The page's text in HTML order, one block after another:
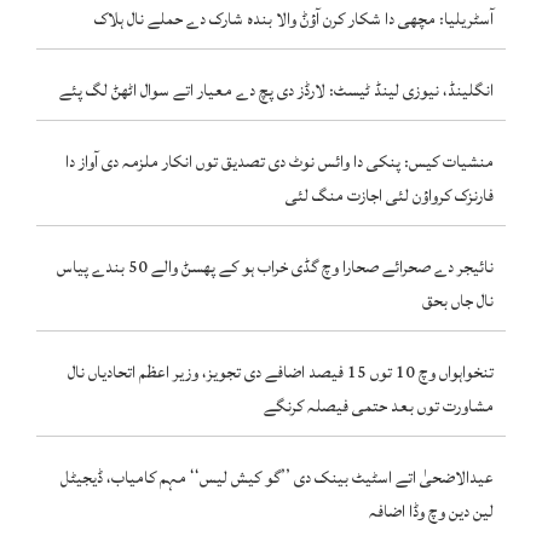
آسٹریلیا: مچھی دا شکار کرن آؤݨ والا بندہ شارک دے حملے نال ہلاک
انگلینڈ، نیوزی لینڈ ٹیسٹ: لارڈز دی پچ دے معیار اتے سوال اٹھݨ لگ پئے
منشیات کیس: پنکی دا وائس نوٹ دی تصدیق توں انکار ملزمہ دی آواز دا
فارنزک کرواؤن لئی اجازت منگ لئی
نائیجر دے صحرائے صحارا وچ گڈی خراب ہو کے پھسݨ والے 50 بندے پیاس
نال جاں بحق
تنخواہواں وچ 10 توں 15 فیصد اضافے دی تجویز، وزیر اعظم اتحادیاں نال
مشاورت توں بعد حتمی فیصلہ کرنگے
عیدالاضحیٰ اتے اسٹیٹ بینک دی ’’گو کیش لیس‘‘ مہم کامیاب، ڈیجیٹل
لین دین وچ وڈا اضافہ